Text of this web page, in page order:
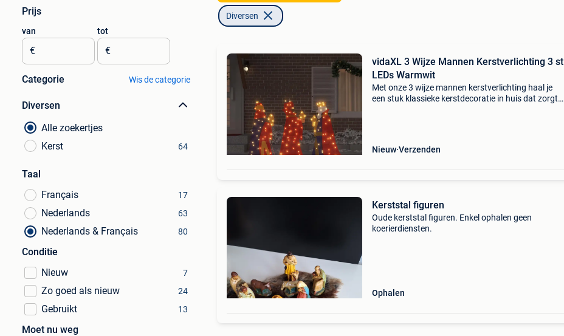
Prijs
van
€
tot
€
Categorie Wis de categorie
Diversen
Alle zoekertjes
Kerst
64
Taal
Français
17
Nederlands 63
Nederlands & Français 80
Conditie
Nieuw
7
Zo goed als nieuw 24
Gebruikt 13
Moet nu weg
Diversen
vidaXL 3 Wijze Mannen Kerstverlichting 3 st
LEDs Warmwit
Met onze 3 wijze mannen kerstverlichting haal je
een stuk klassieke kerstdecoratie in huis dat zorgt
Nieuw Verzenden
Kerststal figuren
Oude kerststal figuren. Enkel ophalen geen
koerierdiensten.
Ophalen